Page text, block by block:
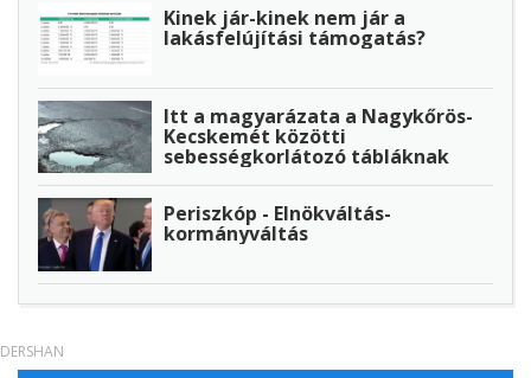
Kinek jár-kinek nem jár a
lakásfelújítási támogatás?
Itt a magyarázata a Nagykőrös-
Kecskemét közötti
sebességkorlátozó tábláknak
Periszkóp - Elnökváltás-
kormányváltás
DERSHAN